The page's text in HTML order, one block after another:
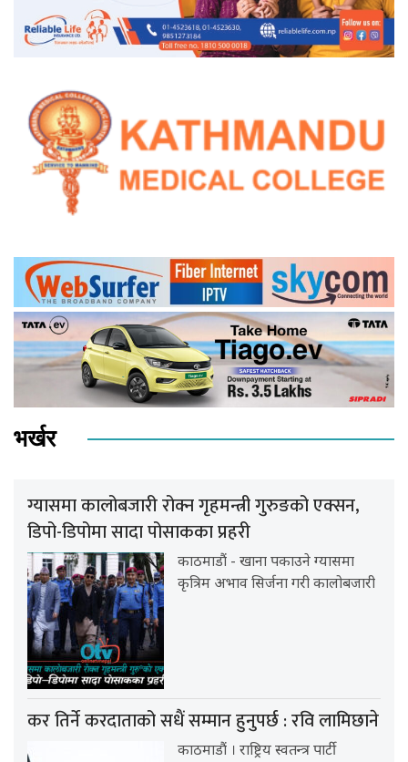
भर्खर
ग्यासमा कालोबजारी रोक्न गृहमन्त्री गुरुङको एक्सन,
डिपो-डिपोमा सादा पोसाकका प्रहरी
काठमाडौं - खाना पकाउने ग्यासमा
कृत्रिम अभाव सिर्जना गरी कालोबजारी
कर तिर्ने करदाताको सधैं सम्मान हुनुपर्छ : रवि लामिछाने
काठमाडौं । राष्ट्रिय स्वतन्त्र पार्टी